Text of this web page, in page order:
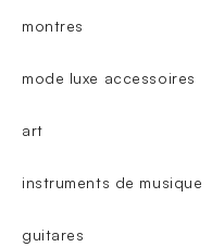
montres
mode luxe accessoires
art
instruments de musique
guitares